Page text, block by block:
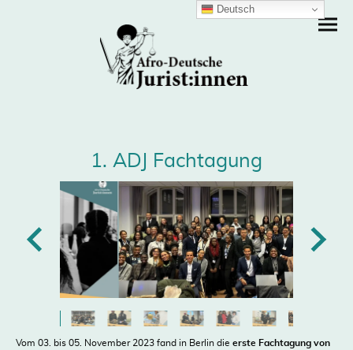
1. ADJ Fachtagung
Vom 03. bis 05. November 2023 fand in Berlin die erste Fachtagung von
Deutsch